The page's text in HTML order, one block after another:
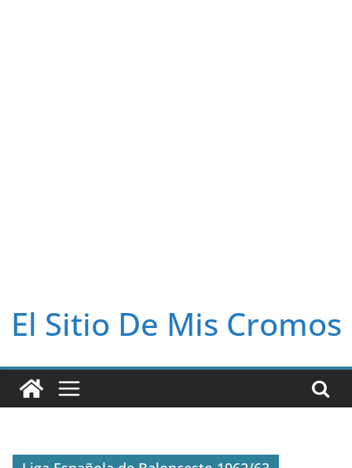
El Sitio De Mis Cromos